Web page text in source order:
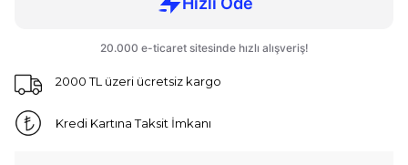
2000 TL üzeri ücretsiz kargo
Kredi Kartına Taksit İmkanı